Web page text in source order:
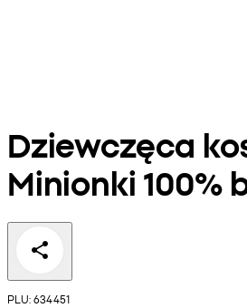
Dziewczęca
Minionki 100%
PLU: 634451